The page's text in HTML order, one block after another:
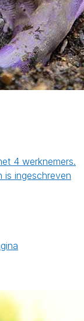
4 werknemers.
is ingeschreven